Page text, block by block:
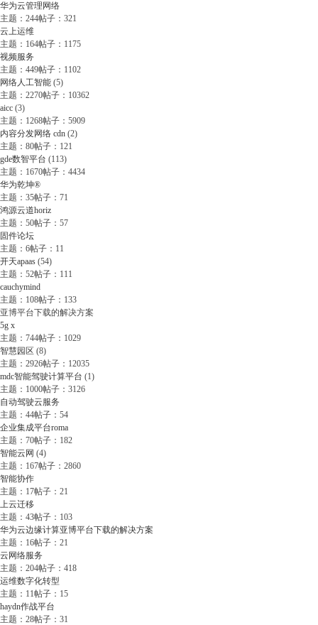
华为云管理网络
主题：244帖子：321
云上运维
主题：164帖子：1175
视频服务
主题：449帖子：1102
网络人工智能 (5)
主题：2270帖子：10362
aicc (3)
主题：1268帖子：5909
内容分发网络 cdn (2)
主题：80帖子：121
gde数智平台 (113)
主题：1670帖子：4434
华为乾坤®
主题：35帖子：71
鸿源云道horiz
主题：50帖子：57
固件论坛
主题：6帖子：11
开天apaas (54)
主题：52帖子：111
cauchymind
主题：108帖子：133
亚博平台下载的解决方案
5g x
主题：744帖子：1029
智慧园区 (8)
主题：2926帖子：12035
mdc智能驾驶计算平台 (1)
主题：1000帖子：3126
自动驾驶云服务
主题：44帖子：54
企业集成平台roma
主题：70帖子：182
智能云网 (4)
主题：167帖子：2860
智能协作
主题：17帖子：21
上云迁移
主题：43帖子：103
华为云边缘计算亚博平台下载的解决方案
主题：16帖子：21
云网络服务
主题：204帖子：418
运维数字化转型
主题：11帖子：15
haydn作战平台
主题：28帖子：31